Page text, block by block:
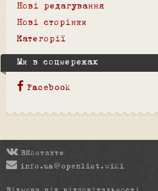
Нові редагування
Нові сторінки
Категорії
Ми в соцмережах
Facebook
ВКонтакте
info.ua@openlist.wiki